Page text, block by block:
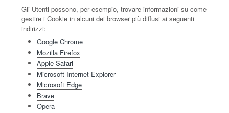
Gli Utenti possono, per esempio, trovare informazioni su come
gestire i Cookie in alcuni dei browser più diffusi ai seguenti
indirizzi:
Google Chrome
Mozilla Firefox
Apple Safari
Microsoft Internet Explorer
Microsoft Edge
Brave
Opera